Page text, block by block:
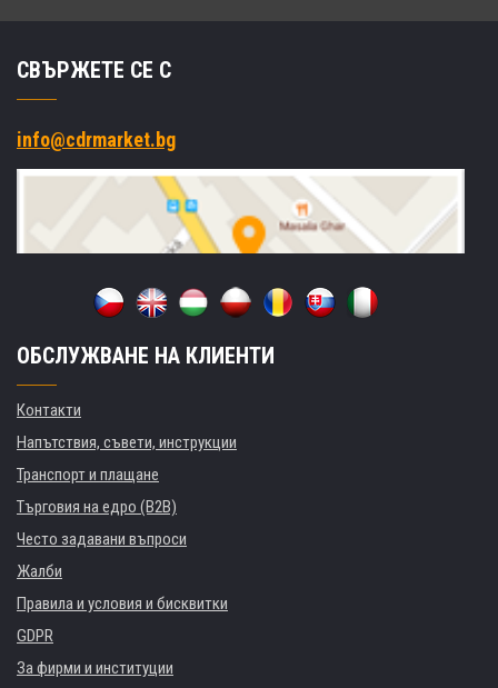
СВЪРЖЕТЕ СЕ С
info@cdrmarket.bg
ОБСЛУЖВАНЕ НА КЛИЕНТИ
Контакти
Напътствия, съвети, инструкции
Транспорт и плащане
Търговия на едро (B2B)
Често задавани въпроси
Жалби
Правила и условия и бисквитки
GDPR
За фирми и институции